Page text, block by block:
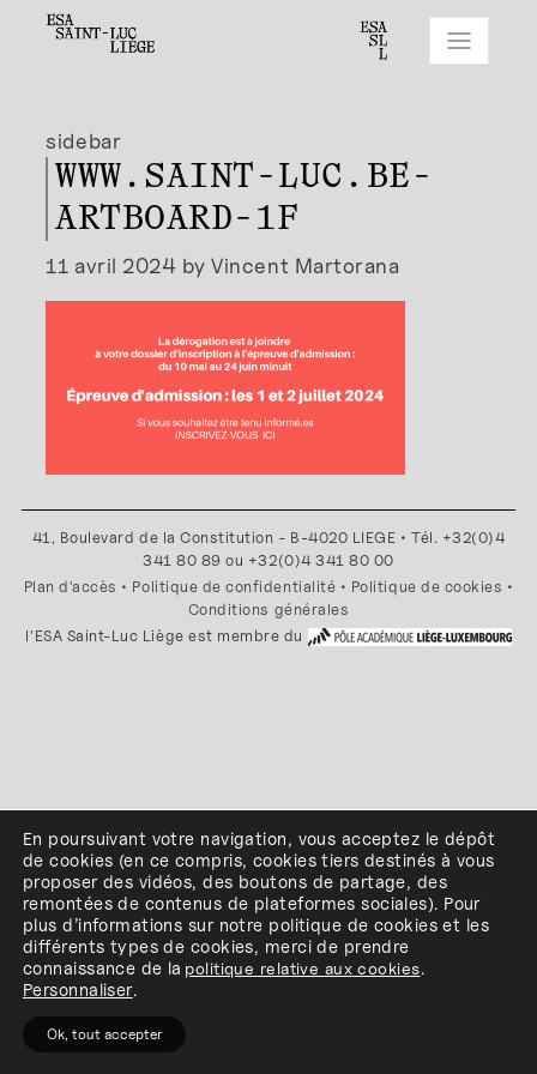
sidebar
WWW.SAINT-LUC.BE-
ARTBOARD-1F
11 avril 2024 by Vincent Martorana
41, Boulevard de la Constitution - B-4020 LIEGE • Tél. +32(0)4
341 80 89 ou +32(0)4 341 80 00
Plan d'accès • Politique de confidentialité • Politique de cookies •
Conditions générales
l'ESA Saint-Luc Liège est membre du
En poursuivant votre navigation, vous acceptez le dépôt
de cookies (en ce compris, cookiestiers destinés à vous
proposer des vidéos, des boutons de partage, des
remontées de contenus de plateformes sociales). Pour
plus d’informations sur notre politique de cookies et les
différents types de cookies, merci de prendre
connaissance de la politique relative aux cookies.
Personnaliser.
Ok, tout accepter